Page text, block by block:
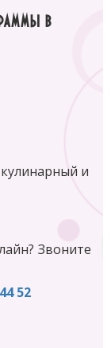
в
и
Звоните
52